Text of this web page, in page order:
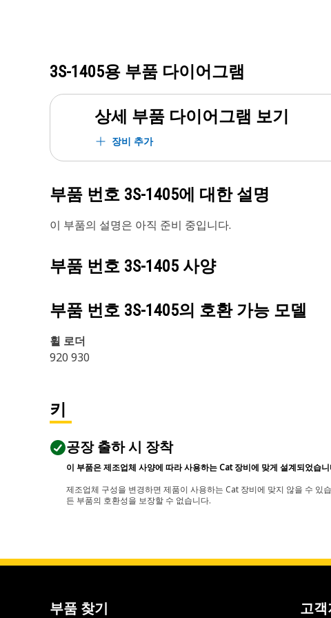
3S-1405용 부품 다이어그램
상세 부품 다이어그램 보기
장비 추가
부품 번호 3S-1405에 대한 설명
이 부품의 설명은 아직 준비 중입니다.
부품 번호 3S-1405 사양
부품 번호 3S-1405의 호환 가능 모델
휠 로더
920 930
키
공장 출하 시 장착
이 부품은 제조업체 사양에 따라 사용하는 Cat 장비에 맞게 설계되었습
제조업체 구성을 변경하면 제품이 사용하는 Cat 장비에 맞지 않을 수
든 부품의 호환성을 보장할 수 없습니다.
부품 찾기 고객